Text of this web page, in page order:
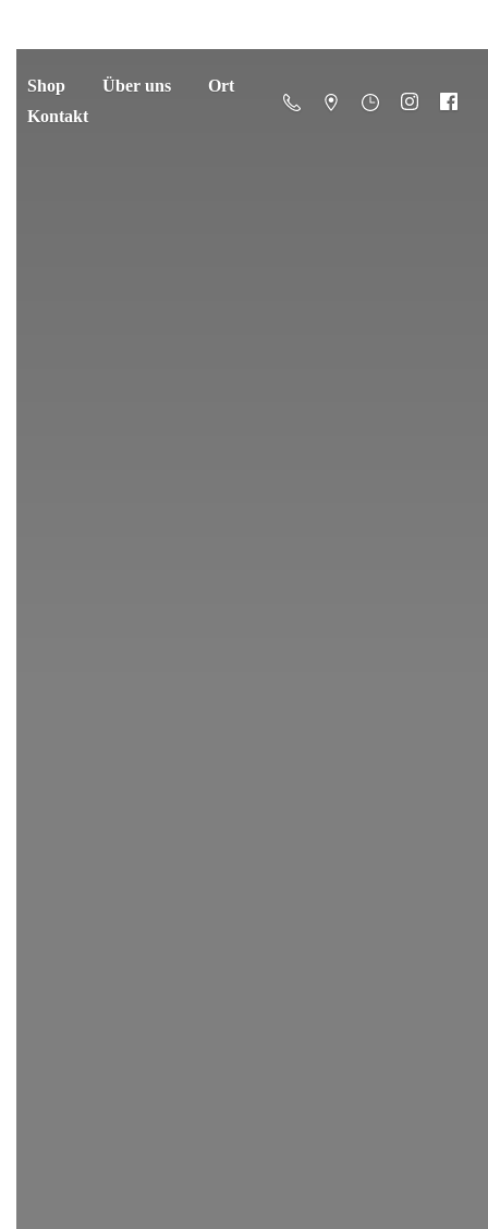
Shop Über uns
Ort
Kontakt